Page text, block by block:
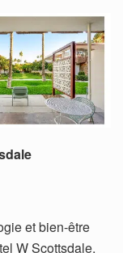
et bien-être
W Scottsdale,